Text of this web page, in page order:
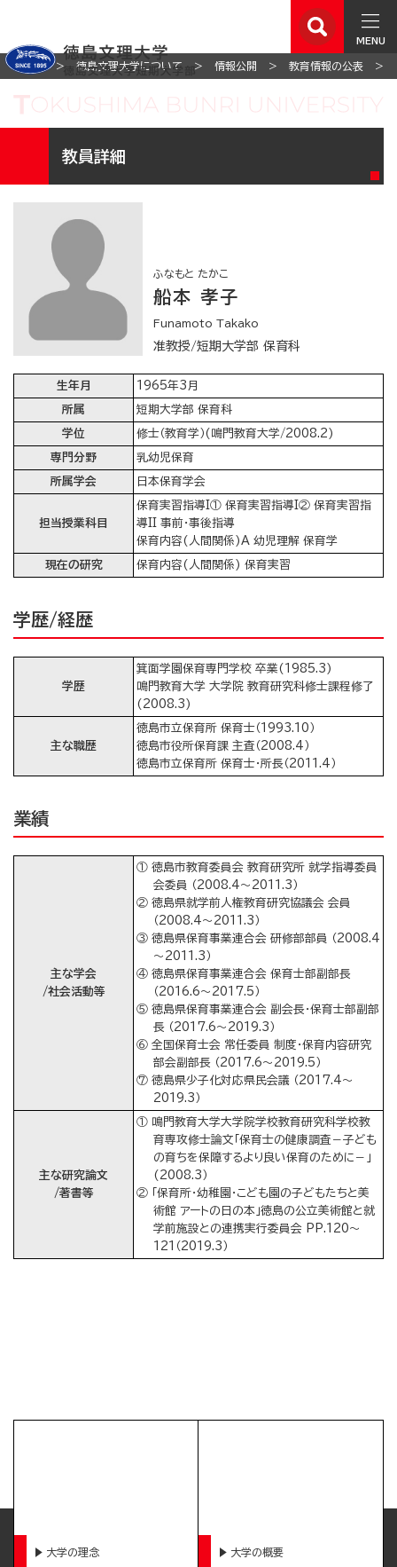
MENU
ホーム 徳島文理大学について 情報公開 教育情報の公表
教員詳細
ふなもと たかこ
船本 孝子
Funamoto Takako
准教授/短期大学部 保育科
生年月 1965年3月
所属 短期大学部 保育科
学位 修士（教育学）(鳴門教育大学/2008.2)
専門分野 乳幼児保育
所属学会 日本保育学会
担当授業科目
保育実習指導I① 保育実習指導I② 保育実習指
導II 事前・事後指導
保育内容(人間関係)A 幼児理解 保育学
現在の研究 保育内容(人間関係) 保育実習
学歴/経歴
学歴
箕面学園保育専門学校 卒業(1985.3)
鳴門教育大学 大学院 教育研究科修士課程修了
(2008.3)
主な職歴
徳島市立保育所 保育士（1993.10）
徳島市役所保育課 主査（2008.4）
徳島市立保育所 保育士・所長（2011.4）
業績
主な学会
/社会活動等
① 徳島市教育委員会 教育研究所 就学指導委員
会委員 （2008.4～2011.3）
② 徳島県就学前人権教育研究協議会 会員
（2008.4～2011.3）
③ 徳島県保育事業連合会 研修部部員 （2008.4
～2011.3）
④ 徳島県保育事業連合会 保育士部副部長
（2016.6～2017.5）
⑤ 徳島県保育事業連合会 副会長・保育士部副部
長 （2017.6～2019.3）
⑥ 全国保育士会 常任委員 制度・保育内容研究
部会副部長 （2017.6～2019.5）
⑦ 徳島県少子化対応県民会議 （2017.4～
2019.3）
主な研究論文
/著書等
① 鳴門教育大学大学院学校教育研究科学校教
育専攻修士論文「保育士の健康調査－子ども
の育ちを保障するより良い保育のために－」
(2008.3）
② 「保育所・幼稚園・こども園の子どもたちと美
術館 アートの日の本」徳島の公立美術館と就
学前施設との連携実行委員会 PP.120～
121（2019.3）
大学の理念 大学の概要